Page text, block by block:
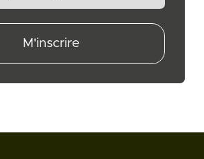
M'inscrire